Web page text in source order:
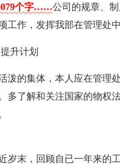
个字……公司的规章、
工作，发挥我部在管理处中
升计划
泼的集体，本人应在管理
多了解和关注国家的物权
岁末，回顾自已一年来的